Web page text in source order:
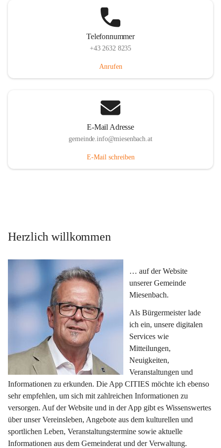
Telefonnummer
+43 2632 8235
Anrufen
E-Mail Adresse
gemeinde.info@miesenbach.at
E-Mail schreiben
Herzlich willkommen
… auf der Website
unserer Gemeinde
Miesenbach.
Als Bürgermeister lade
ich ein, unsere digitalen
Services wie
Mitteilungen,
Neuigkeiten,
Veranstaltungen und
Informationen zu erkunden. Die App CITIES möchte ich ebenso
sehr empfehlen, um sich mit zahlreichen Informationen zu
versorgen. Auf der Website und in der App gibt es Wissenswertes
über unser Vereinsleben, Angebote aus dem kulturellen und
sportlichen Leben, Veranstaltungstermine sowie aktuelle
Informationen aus dem Gemeinderat und der Verwaltung.